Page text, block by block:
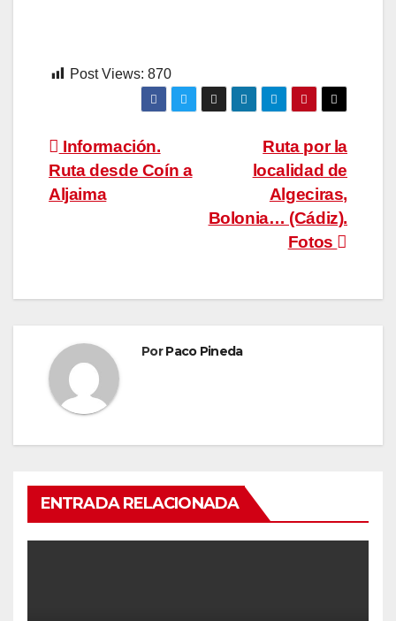
Post Views: 870
Navegación
de
Ruta por la
localidad de
Algeciras,
Bolonia… (Cádiz).
Fotos
Información.
Ruta desde Coín a
Aljaima
PorPaco Pineda
ENTRADA RELACIONADA